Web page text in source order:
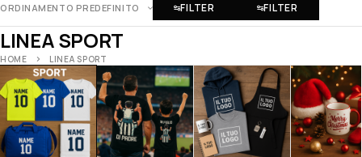
ORDINAMENTO PREDEFINITO FILTER FILTER
LINEA SPORT
HOME LINEA SPORT